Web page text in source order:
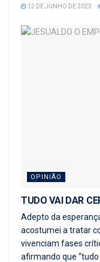
12 DE JUNHO DE 2023
OPINIÃO
TUDO VAI DAR
Adepto da
acostumei a tratar
vivenciam fases
afirmando que